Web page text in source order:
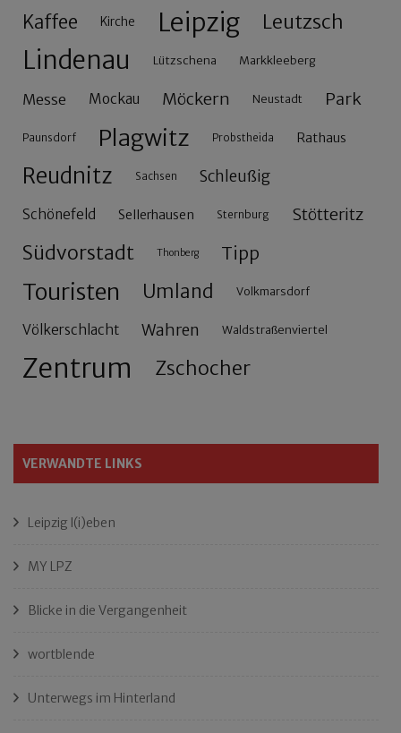
Kaffee Kirche Leipzig Leutzsch
Lindenau Lützschena Markkleeberg
Messe Mockau Möckern Neustadt Park
Paunsdorf Plagwitz Probstheida Rathaus
Reudnitz Sachsen Schleußig
Schönefeld Sellerhausen Sternburg Stötteritz
Südvorstadt Thonberg Tipp
Touristen Umland Volkmarsdorf
Völkerschlacht Wahren Waldstraßenviertel
Zentrum Zschocher
VERWANDTE LINKS
Leipzig l(i)eben
MY LPZ
Blicke in die Vergangenheit
wortblende
Unterwegs im Hinterland